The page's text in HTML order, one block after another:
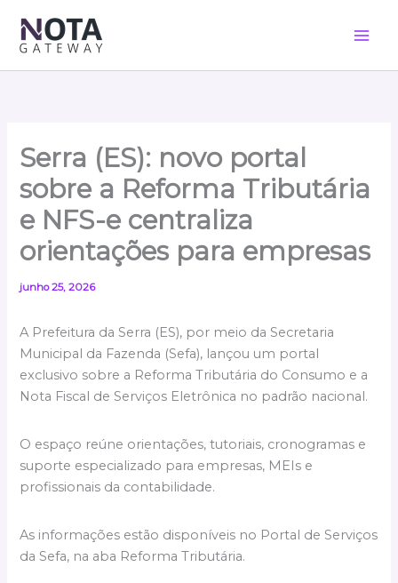
para
conteúdo
Serra (ES): novo portal
sobre a Reforma Tributária
e NFS-e centraliza
orientações para empresas
junho 25, 2026
A Prefeitura da Serra (ES), por meio da Secretaria
Municipal da Fazenda (Sefa), lançou um portal
exclusivo sobre a Reforma Tributária do Consumo e a
Nota Fiscal de Serviços Eletrônica no padrão nacional.
O espaço reúne orientações, tutoriais, cronogramas e
suporte especializado para empresas, MEIs e
profissionais da contabilidade.
As informações estão disponíveis no Portal de Serviços
da Sefa, na aba Reforma Tributária.